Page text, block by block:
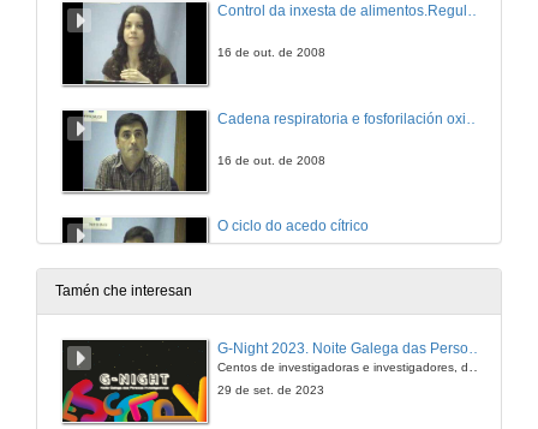
Control da inxesta de alimentos.Regulación central e periférica.
16 de out. de 2008
16 de out. de 2008
O ciclo do acedo cítrico
16 de out. de 2008
17 de out. de 2008
Tamén che interesan
G-Night 2023. Noite Galega das Persoas Investigadoras. Conciencias creativas
29 de set. de 2023